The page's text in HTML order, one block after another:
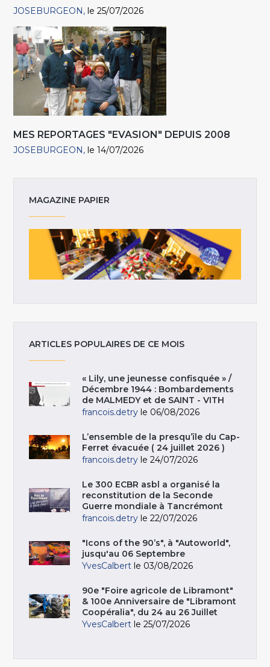
JOSEBURGEON le 25/07/2026
MES REPORTAGES "EVASION" DEPUIS 2008
JOSEBURGEON le 14/07/2026
MAGAZINE PAPIER
ARTICLES POPULAIRES DE CE MOIS
« Lily, une jeunesse confisquée » /
Décembre 1944 : Bombardements
de MALMEDY et de SAINT - VITH
francois.detry le 06/08/2026
L’ensemble de la presqu’île du Cap-
Ferret évacuée ( 24 juillet 2026 )
francois.detry le 24/07/2026
Le 300 ECBR asbl a organisé la
reconstitution de la Seconde
Guerre mondiale à Tancrémont
francois.detry le 22/07/2026
"Icons of the 90’s", à "Autoworld",
jusqu'au 06 Septembre
YvesCalbert le 03/08/2026
90e "Foire agricole de Libramont"
& 100e Anniversaire de "Libramont
Coopéralia", du 24 au 26 Juillet
YvesCalbert le 25/07/2026